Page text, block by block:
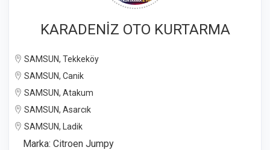
KARADENİZ OTO KURTARMA
SAMSUN, Tekkeköy
SAMSUN, Canik
SAMSUN, Atakum
SAMSUN, Asarcık
SAMSUN, Ladik
Marka: Citroen Jumpy